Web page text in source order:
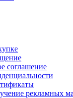
соглашение
рекламных